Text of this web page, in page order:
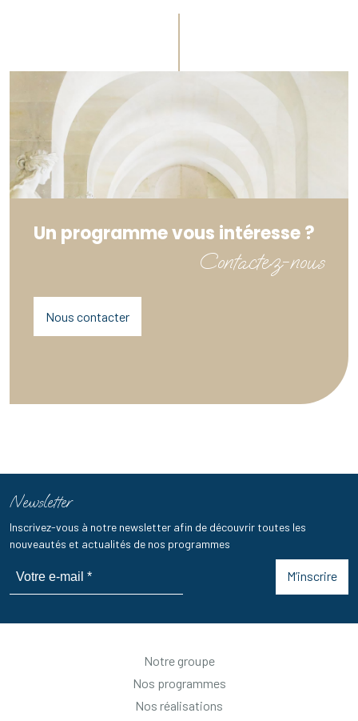
Un programme vous intéresse ?
Contactez-nous
Nous contacter
Newsletter
Inscrivez-vous à notre newsletter afin de découvrir toutes les
nouveautés et actualités de nos programmes
M’inscrire
Notre groupe
Nos programmes
Nos réalisations